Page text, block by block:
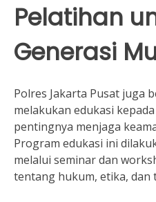
Pelatihan
Generasi
Polres Jakarta Pusat juga
melakukan edukasi
pentingnya menjaga
Program edukasi ini
melalui seminar dan
tentang hukum, etika, dan